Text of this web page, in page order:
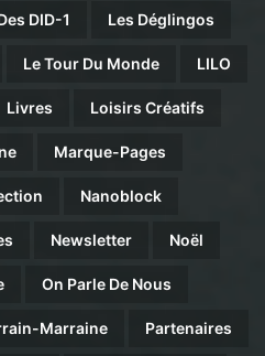
DID-1 Les Déglingos
Le Tour Du Monde LILO
Livres Loisirs Créatifs
Marque-Pages
Nanoblock
Newsletter Noël
On Parle De Nous
Marraine Partenaires